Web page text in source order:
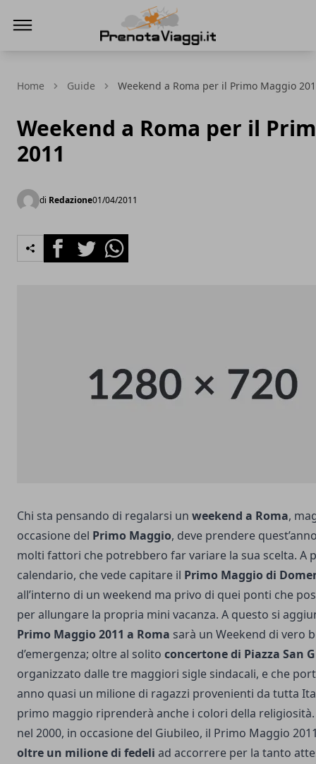
Home Guide Weekend a Roma per il Primo Maggio
Weekend a Roma per il
2011
di Redazione01/04/2011
FacebookTwitterWhatsapp
Chi sta pensando di regalarsi un weekend a Roma,
occasione del Primo Maggio, deve prendere
molti fattori che potrebbero far variare la sua scelta. A
calendario, che vede capitare il Primo Maggio di
all’interno di un weekend ma privo di quei ponti che
per allungare la propria mini vacanza. A questo si
Primo Maggio 2011 a Roma sarà un Weekend di vero
d’emergenza; oltre al solito concertone di Piazza San
organizzato dalle tre maggiori sigle sindacali, e che
anno quasi un milione di ragazzi provenienti da tutta
primo maggio riprenderà anche i colori della
nel 2000, in occasione del Giubileo, il Primo Maggio
oltre un milione di fedeli ad accorrere per la tanto